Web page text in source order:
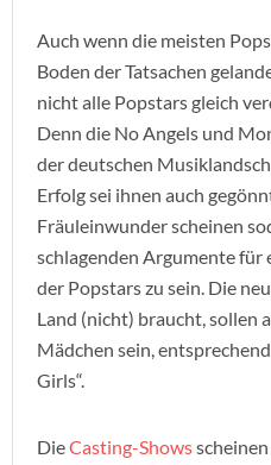
Auch wenn die meisten
Boden der Tatsachen
nicht alle Popstars gleich
Denn die No Angels und
der deutschen
Erfolg sei ihnen auch
Fräuleinwunder scheinen
schlagenden Argumente für
der Popstars zu sein. Die
Land (nicht) braucht, sollen
Mädchen sein,
Girls“.
DieCasting-Shows